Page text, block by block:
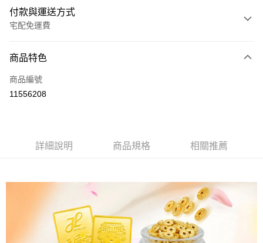
付款與運送方式
宅配免運費
信用卡一次付款
LINE Pay
ATM付款
運送方式
商品特色
商品編號
11556208
詳細說明 商品規格 相關推薦